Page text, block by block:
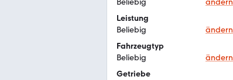
Beliebig
ändern
Leistung
Beliebig
ändern
Fahrzeugtyp
Beliebig
ändern
Getriebe